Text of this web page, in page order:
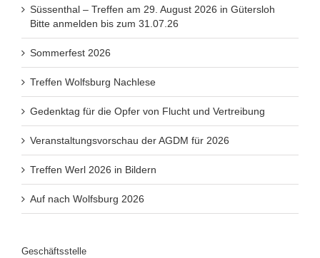
Süssenthal – Treffen am 29. August 2026 in Gütersloh
Bitte anmelden bis zum 31.07.26
Sommerfest 2026
Treffen Wolfsburg Nachlese
Gedenktag für die Opfer von Flucht und Vertreibung
Veranstaltungsvorschau der AGDM für 2026
Treffen Werl 2026 in Bildern
Auf nach Wolfsburg 2026
Geschäftsstelle